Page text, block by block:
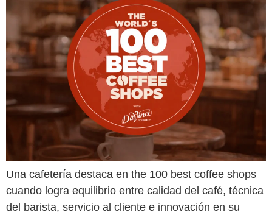
Una cafetería destaca en the 100 best coffee shops
cuando logra equilibrio entre calidad del café, técnica
del barista, servicio al cliente e innovación en su